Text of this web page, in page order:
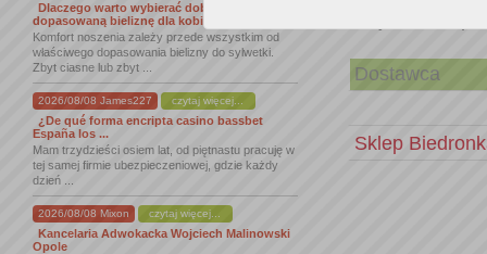
Dlaczego warto wybierać dobrze
dopasowaną bieliznę dla kobiet
Komfort noszenia zależy przede wszystkim od
właściwego dopasowania bielizny do sylwetki.
Zbyt ciasne lub zbyt ...
2026/08/08 James227 czytaj więcej...
¿De qué forma encripta casino bassbet
España los ...
Mam trzydzieści osiem lat, od piętnastu pracuję w
tej samej firmie ubezpieczeniowej, gdzie każdy
dzień ...
2026/08/08 Mixon czytaj więcej...
Kancelaria Adwokacka Wojciech Malinowski
Opole
Dostawca
Sklep